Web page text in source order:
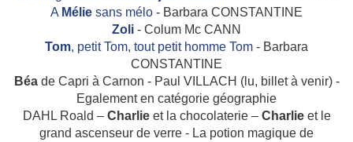
A Mélie sans mélo - Barbara CONSTANTINE
Zoli - Colum Mc CANN
Tom, petit Tom, tout petit homme Tom - Barbara
CONSTANTINE
Béa de Capri à Carnon - Paul VILLACH (lu, billet à venir) -
Egalement en catégorie géographie
DAHL Roald – Charlieet la chocolaterie – Charlieet le
grand ascenseur de verre - La potion magique de